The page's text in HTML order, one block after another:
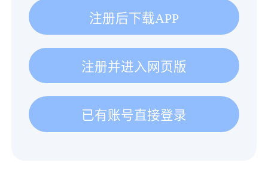
注册后下载APP
注册并进入网页版
已有账号直接登录